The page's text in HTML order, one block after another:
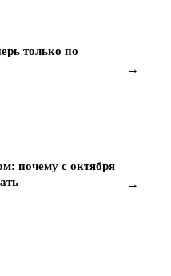
только по
→
почему с октября
→